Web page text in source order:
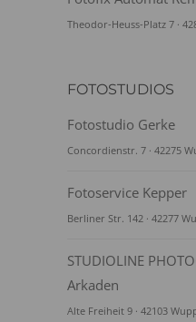
Theodor-Heuss-Platz 7 ·
FOTOSTUDIOS
Fotostudio Gerke
Concordienstr. 7 · 42275
Fotoservice Kepper
Berliner Str. 142 · 42277
STUDIOLINE
Arkaden
Alte Freiheit 9 · 42103